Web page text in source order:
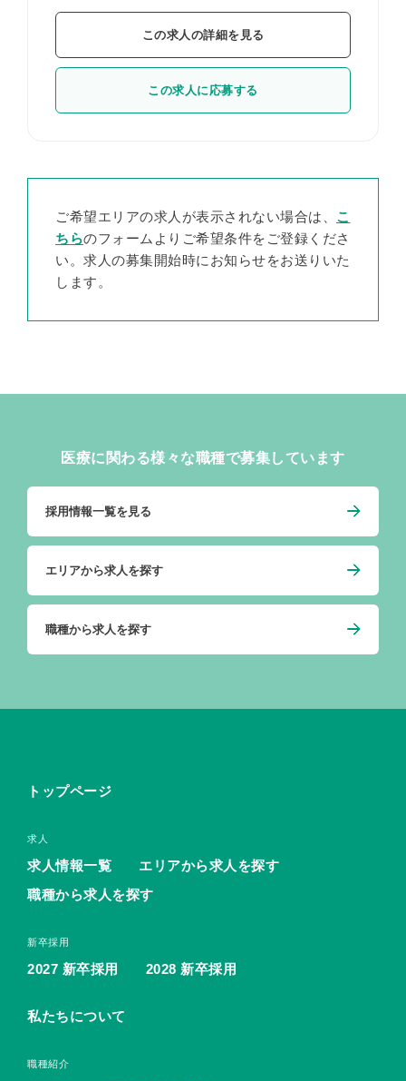
この求人の詳細を見る
この求人に応募する
ご希望エリアの求人が表示されない場合は、 こ
ちらのフォームよりご希望条件をご登録くださ
い。求人の募集開始時にお知らせをお送りいた
します。
医療に関わる様々な職種で募集しています
採用情報一覧を見る
エリアから求人を探す
職種から求人を探す
トップページ
求人
求人情報一覧
エリアから求人を探す
職種から求人を探す
新卒採用
2027 新卒採用 2028 新卒採用
私たちについて
職種紹介